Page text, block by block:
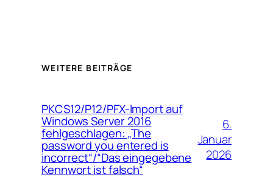
WEITERE BEITRÄGE
PKCS12/P12/PFX-Import auf
Windows Server 2016
fehlgeschlagen: „The
password you entered is
incorrect“/“Das eingegebene
Kennwort ist falsch“
6.
Januar
2026